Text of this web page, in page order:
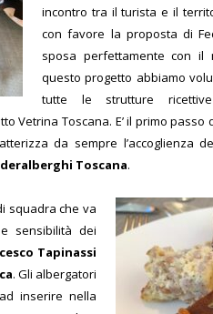
incontro tra il turista e il
con favore la proposta di
sposa perfettamente con il
questo progetto abbiamo
tutte le strutture
Vetrina Toscana. E’ il primo
da sempre l’accoglienza
Toscana.
squadra che va
sensibilità dei
Tapinassi
. Gli albergatori
inserire nella